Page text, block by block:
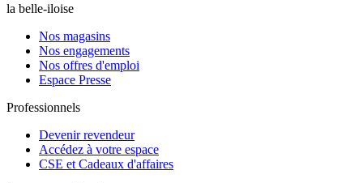
la belle-iloise
Nos magasins
Nos engagements
Nos offres d'emploi
Espace Presse
Professionnels
Devenir revendeur
Accédez à votre espace
CSE et Cadeaux d'affaires